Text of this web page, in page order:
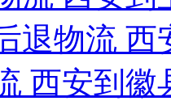
退物流
西安到